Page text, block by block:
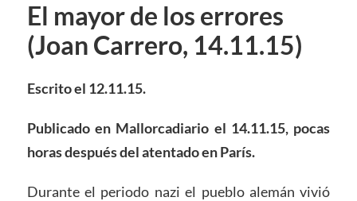
El mayor de los errores
(Joan Carrero, 14.11.15)
Escrito el 12.11.15.
Publicado en Mallorcadiario el 14.11.15, pocas
horas después del atentado en París.
Durante el periodo nazi el pueblo alemán vivió